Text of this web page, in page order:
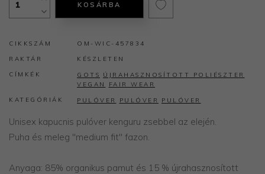
Unisex kapucnis pulóver kenguru zsebbel az elején.
Puha és meleg "medium fit" fazon.
Anyaga: 85% organikus pamut és 15 % újrahasznosított
KOSÁRBA
CIKKSZÁM
OM-WIC-457834
RAKTÁR
KÉSZLETEN
CÍMKÉK
GOTS
ÚJRAHASZNOSÍTOTT POLIÉSZTER
VEGAN
FAIR WEAR
KATEGÓRIÁK
PULÓVER PULÓVER PULÓVER